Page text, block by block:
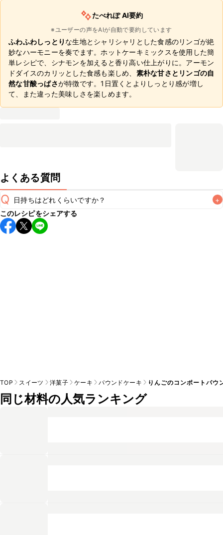
たべれぽ AI要約
※ユーザーの声をAIが自動で要約しています
ふわふわしっとり な生地とシャリシャリとした食感のリンゴが絶
妙なハーモニーを奏でます。ホットケーキミックスを使用した簡
単レシピで、シナモンを加えると香り高い仕上がりに。アーモン
ドダイスのカリッとした食感も楽しめ、 素朴な甘さとリンゴの自
然な甘酸っぱさが特徴です。1日置くとよりしっとり感が増し
て、また違った美味しさを楽しめます。
よくある質問
Q 日持ちはどれくらいですか？ +
保存期間は冷蔵で翌日中が目安です。なるべくお早めにお召
し上がりください。
このレシピをシェアする
TOP スイーツ 洋菓子 ケーキ パウンドケーキ りんごのコンポートパウ
同じ材料の人気ランキング